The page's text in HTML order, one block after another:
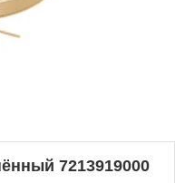
7213919000